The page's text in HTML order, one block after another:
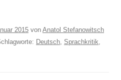
2015 von Anatol Stefanowitsch
Deutsch Sprachkritik